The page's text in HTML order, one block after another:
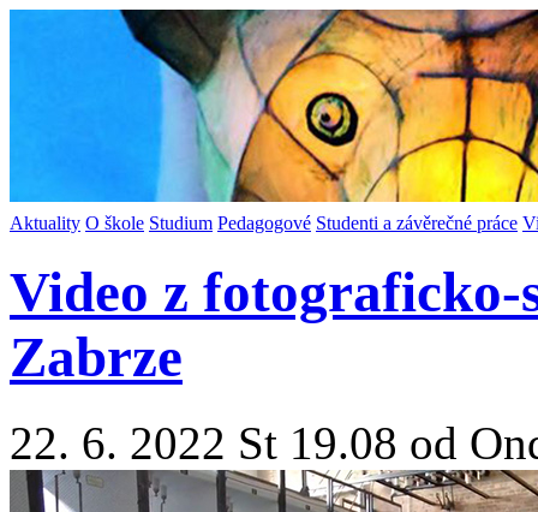
Aktuality O škole Studium Pedagogové Studenti a závěrečné práce
Video z fotograficko-
Zabrze
22. 6. 2022 St 19.08 od